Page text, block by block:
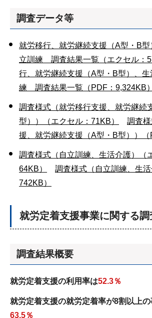
調査データ等
就労移行、就労継続支援（A型・B
立訓練 調査結果一覧（エクセル：
行、就労継続支援（A型・B型）、生
練 調査結果一覧（PDF：9,324KB）
調査様式（就労移行支援、就労継続
型））（エクセル：71KB）
調査
援、就労継続支援（A型・B型））（
調査様式（自立訓練、生活介護）（
64KB）
調査様式（自立訓練、生活
742KB）
就労定着支援事業に関する調
調査結果概要
就労定着支援の利用率は52.3％
就労定着支援の就労定着率が8割以上
63.5％